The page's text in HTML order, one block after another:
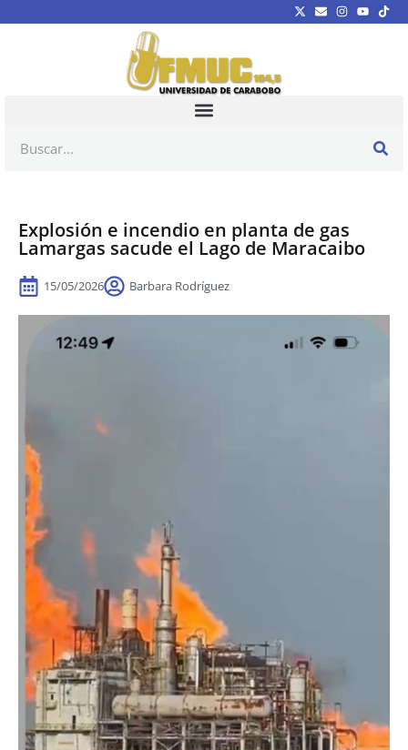
Explosión e incendio en planta de gas
Lamargas sacude el Lago de Maracaibo
15/05/2026 Barbara Rodríguez